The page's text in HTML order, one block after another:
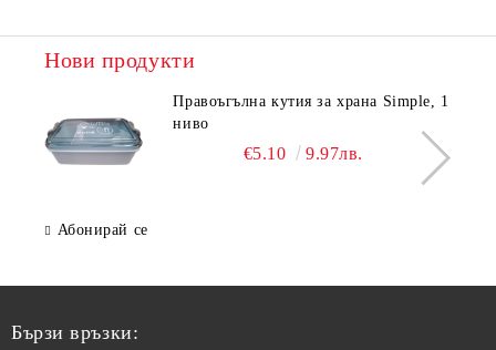
Нови продукти
Правоъгълна кутия за храна Simple, 1
ниво
€5.10 9.97лв.
Абонирай се
Бързи връзки: